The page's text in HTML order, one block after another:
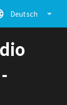
Deutsch arrow_drop_down